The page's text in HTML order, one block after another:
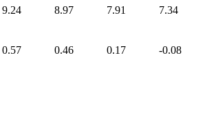
9.24 8.97 7.91
7.34
0.57 0.46 0.17 -0.08